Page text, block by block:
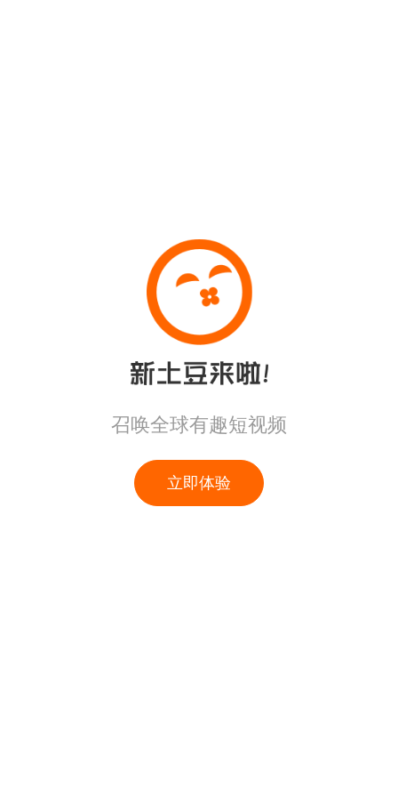
召唤全球有趣短视频
立即体验